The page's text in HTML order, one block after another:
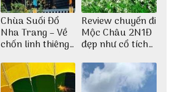
Chùa Suối Đổ
Nha Trang – Về
chốn linh thiêng
thiền định
Review chuyến đi
Mộc Châu 2N1Đ
đẹp như cổ tích
Thu Hà